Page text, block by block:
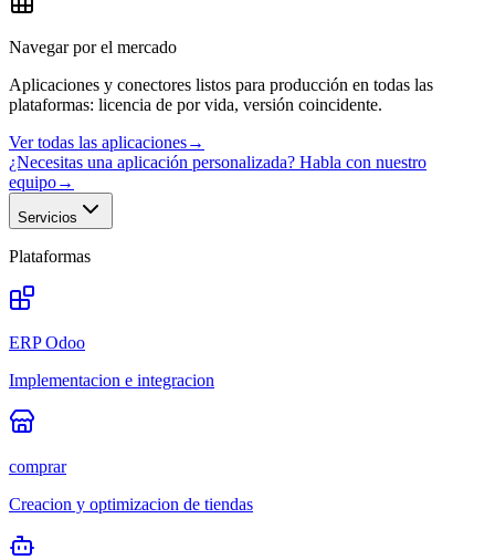
Navegar por el mercado
Aplicaciones y conectores listos para producción en todas las
plataformas: licencia de por vida, versión coincidente.
Ver todas las aplicaciones→
¿Necesitas una aplicación personalizada? Habla con nuestro
equipo→
Servicios
Plataformas
ERP Odoo
Implementacion e integracion
comprar
Creacion y optimizacion de tiendas